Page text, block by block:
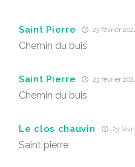
Saint Pierre 23 février
Chemin du buis
Saint Pierre 23 février
Chemin du buis
Le clos chauvin 23
Saint pierre